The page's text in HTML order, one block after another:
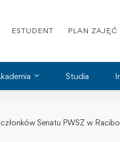
ESTUDENT PLAN ZAJĘĆ
Studia
Senatu PWSZ w